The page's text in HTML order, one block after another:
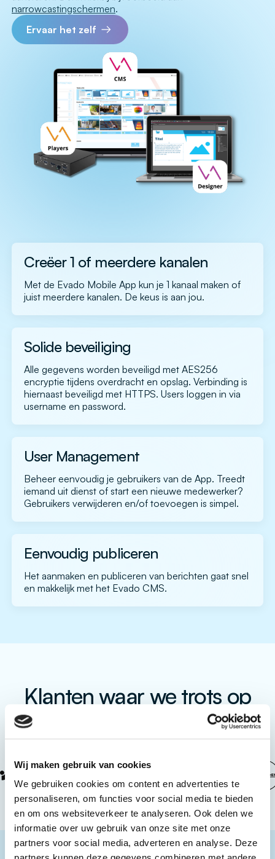
Wij maken gebruik van cookies
We gebruiken cookies om content en advertenties te
personaliseren, om functies voor social media te bieden
en om ons websiteverkeer te analyseren. Ook delen we
informatie over uw gebruik van onze site met onze
partners voor social media, adverteren en analyse. Deze
narrowcastingschermen.
Ervaar het zelf
Creëer 1 of meerdere kanalen
Met de Evado Mobile App kun je 1 kanaal maken of
juist meerdere kanalen. De keus is aan jou.
Solide beveiliging
Alle gegevens worden beveiligd met AES256
encryptie tijdens overdracht en opslag. Verbinding is
hiernaast beveiligd met HTTPS. Users loggen in via
username en password.
User Management
Beheer eenvoudig je gebruikers van de App. Treedt
iemand uit dienst of start een nieuwe medewerker?
Gebruikers verwijderen en/of toevoegen is simpel.
Eenvoudig publiceren
Het aanmaken en publiceren van berichten gaat snel
en makkelijk met het Evado CMS.
Klanten waar we trots op